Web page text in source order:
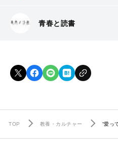
青春と読書
TOP 教養・カルチャー “愛っ